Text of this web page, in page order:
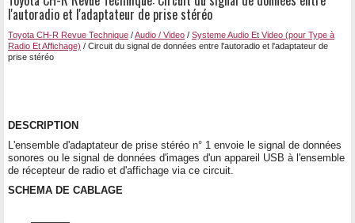
l'autoradio et l'adaptateur de prise stéréo
Toyota CH-R Revue Technique /Audio / Video / Systeme Audio Et Video (pour Type à
Radio Et Affichage) / Circuit du signal de données entre l'autoradio et l'adaptateur de
prise stéréo
DESCRIPTION
L'ensemble d'adaptateur de prise stéréo n° 1 envoie le signal de données
sonores ou le signal de données d'images d'un appareil USB à l'ensemble
de récepteur de radio et d'affichage via ce circuit.
SCHEMA DE CABLAGE